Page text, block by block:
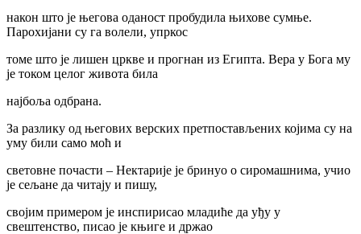
након што је његова оданост пробудила њихове сумње.
Парохијани су га волели, упркос
томе што је лишен цркве и прогнан из Египта. Вера у Бога му
је током целог живота била
најбоља одбрана.
За разлику од његових верских претпостављених којима су на
уму били само моћ и
световне почасти – Нектарије је бринуо о сиромашнима, учио
је сељане да читају и пишу,
својим примером је инспирисао младиће да уђу у
свештенство, писао је књиге и држао